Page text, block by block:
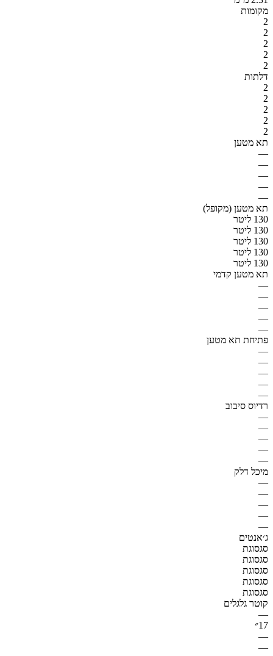
מקומות
2
2
2
2
2
דלתות
2
2
2
2
2
תא מטען
—
—
—
—
—
תא מטען (מקופל)
130 ליטר
130 ליטר
130 ליטר
130 ליטר
130 ליטר
תא מטען קדמי
—
—
—
—
—
פתיחת תא מטען
—
—
—
—
—
רדיוס סיבוב
—
—
—
—
—
מיכל דלק
—
—
—
—
—
ג׳אנטים
סגסוגת
סגסוגת
סגסוגת
סגסוגת
סגסוגת
קוטר גלגלים
—
17״
—
—